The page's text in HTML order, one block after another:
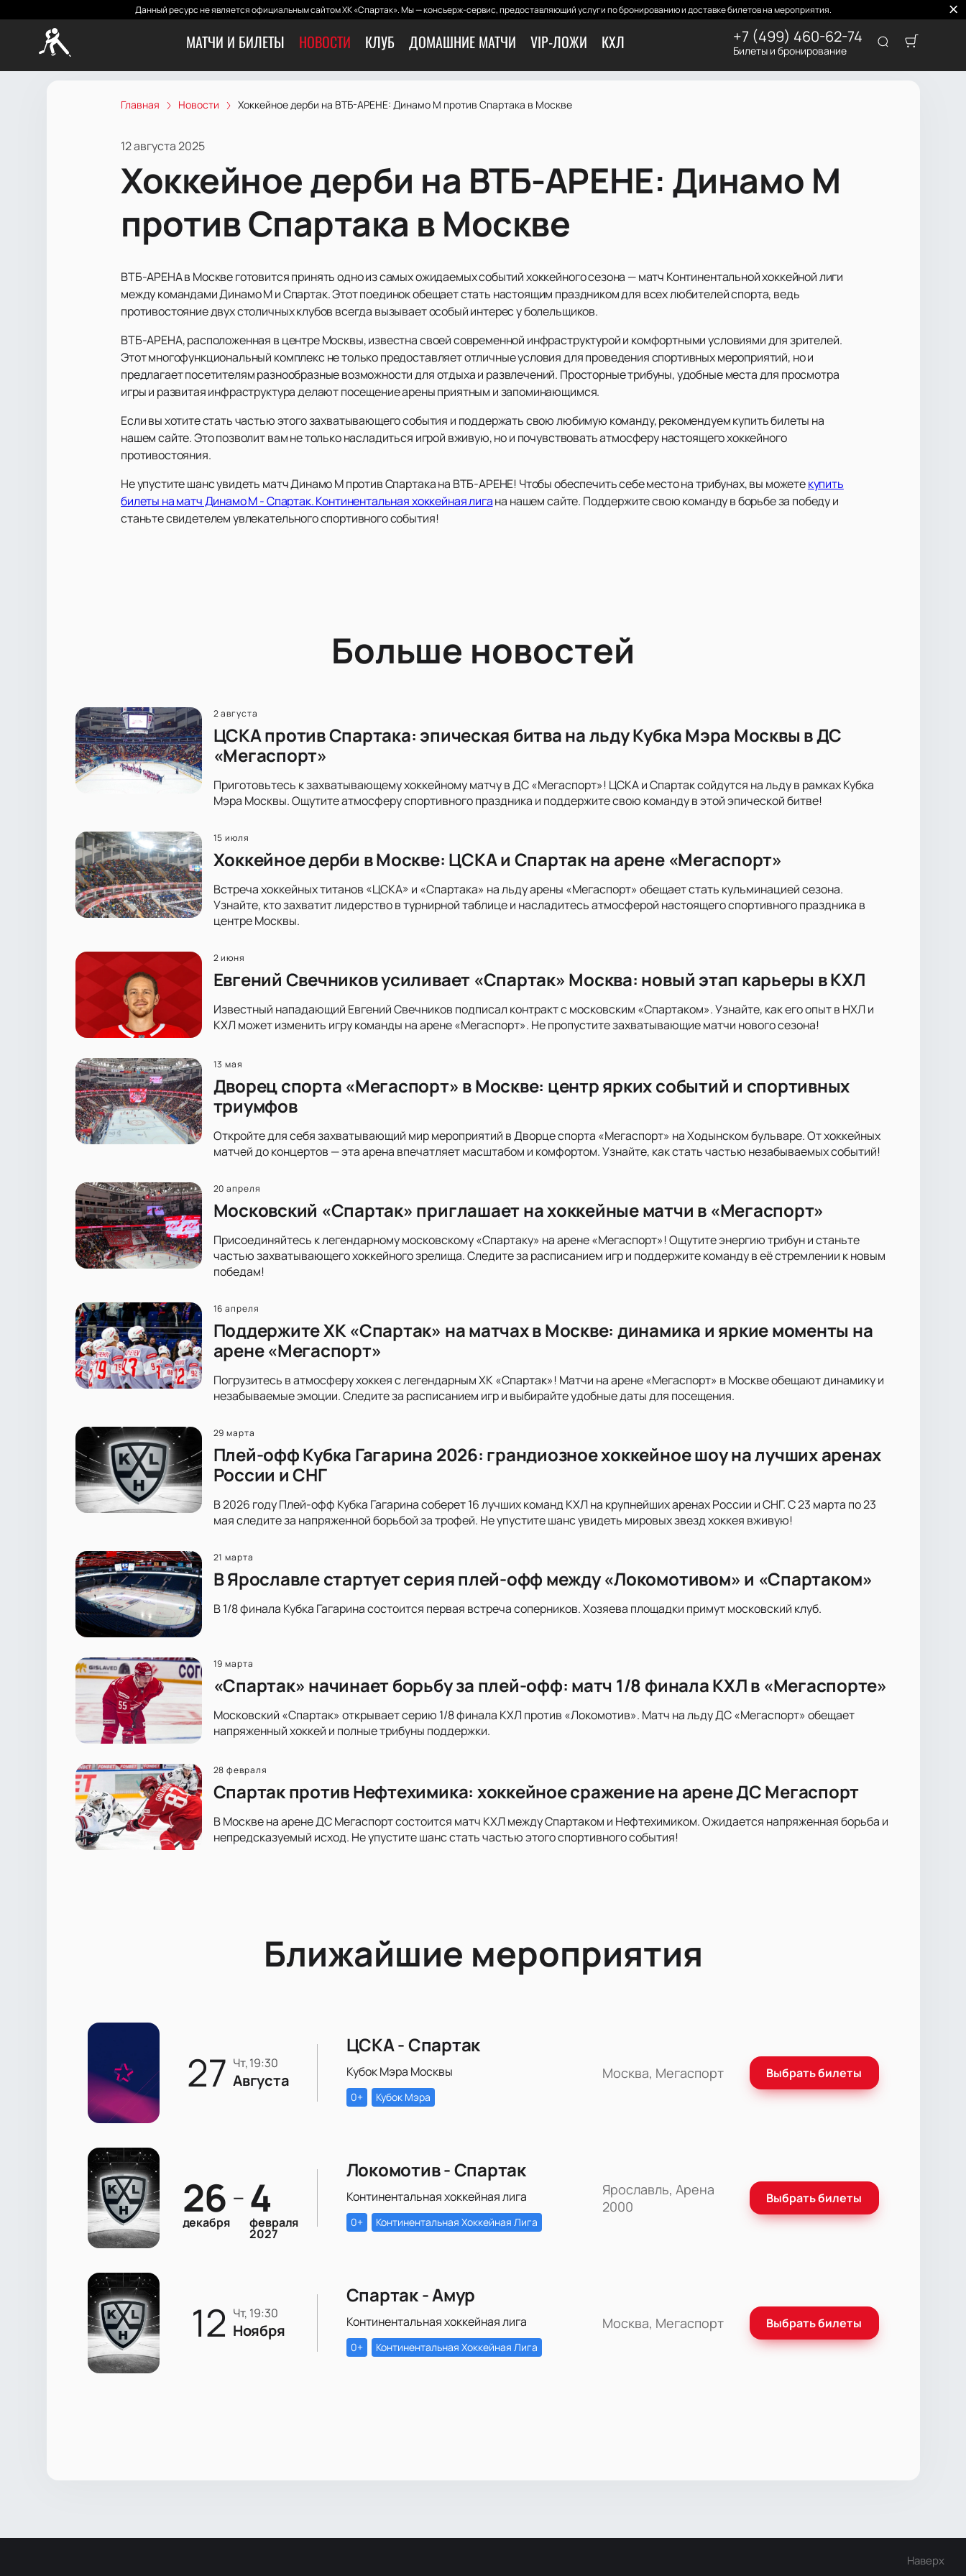
Данный ресурс не является официальным сайтом ХК «Спартак». Мы — консьерж-сервис, предоставляющий услуги по бронированию и доставке билетов на мероприятия.
МАТЧИ И БИЛЕТЫ НОВОСТИ КЛУБ ДОМАШНИЕ МАТЧИ VIP-ЛОЖИ КХЛ +7 (499) 460-62-74
Билеты и бронирование
Главная Новости Хоккейное дерби на ВТБ-АРЕНЕ: Динамо М против Спартака в Москве
12 августа 2025
Хоккейное дерби на ВТБ-АРЕНЕ: Динамо М
против Спартака в Москве
ВТБ-АРЕНА в Москве готовится принять одно из самых ожидаемых событий хоккейного сезона — матч Континентальной хоккейной лиги
между командами Динамо М и Спартак. Этот поединок обещает стать настоящим праздником для всех любителей спорта, ведь
противостояние двух столичных клубов всегда вызывает особый интерес у болельщиков.
ВТБ-АРЕНА, расположенная в центре Москвы, известна своей современной инфраструктурой и комфортными условиями для зрителей.
Этот многофункциональный комплекс не только предоставляет отличные условия для проведения спортивных мероприятий, но и
предлагает посетителям разнообразные возможности для отдыха и развлечений. Просторные трибуны, удобные места для просмотра
игры и развитая инфраструктура делают посещение арены приятным и запоминающимся.
Если вы хотите стать частью этого захватывающего события и поддержать свою любимую команду, рекомендуем купить билеты на
нашем сайте. Это позволит вам не только насладиться игрой вживую, но и почувствовать атмосферу настоящего хоккейного
противостояния.
Не упустите шанс увидеть матч Динамо М против Спартака на ВТБ-АРЕНЕ! Чтобы обеспечить себе место на трибунах, вы можетекупить
билеты на матч Динамо М - Спартак. Континентальная хоккейная лигана нашем сайте. Поддержите свою команду в борьбе за победу и
станьте свидетелем увлекательного спортивного события!
Больше новостей
2 августа
ЦСКА против Спартака: эпическая битва на льду Кубка Мэра Москвы в ДС
«Мегаспорт»
Приготовьтесь к захватывающему хоккейному матчу в ДС «Мегаспорт»! ЦСКА и Спартак сойдутся на льду в рамках Кубка
Мэра Москвы. Ощутите атмосферу спортивного праздника и поддержите свою команду в этой эпической битве!
15 июля
Хоккейное дерби в Москве: ЦСКА и Спартак на арене «Мегаспорт»
Встреча хоккейных титанов «ЦСКА» и «Спартака» на льду арены «Мегаспорт» обещает стать кульминацией сезона.
Узнайте, кто захватит лидерство в турнирной таблице и насладитесь атмосферой настоящего спортивного праздника в
центре Москвы.
2 июня
Евгений Свечников усиливает «Спартак» Москва: новый этап карьеры в КХЛ
Известный нападающий Евгений Свечников подписал контракт с московским «Спартаком». Узнайте, как его опыт в НХЛ и
КХЛ может изменить игру команды на арене «Мегаспорт». Не пропустите захватывающие матчи нового сезона!
13 мая
Дворец спорта «Мегаспорт» в Москве: центр ярких событий и спортивных
триумфов
Откройте для себя захватывающий мир мероприятий в Дворце спорта «Мегаспорт» на Ходынском бульваре. От хоккейных
матчей до концертов — эта арена впечатляет масштабом и комфортом. Узнайте, как стать частью незабываемых событий!
20 апреля
Московский «Спартак» приглашает на хоккейные матчи в «Мегаспорт»
Присоединяйтесь к легендарному московскому «Спартаку» на арене «Мегаспорт»! Ощутите энергию трибун и станьте
частью захватывающего хоккейного зрелища. Следите за расписанием игр и поддержите команду в её стремлении к новым
победам!
16 апреля
Поддержите ХК «Спартак» на матчах в Москве: динамика и яркие моменты на
арене «Мегаспорт»
Погрузитесь в атмосферу хоккея с легендарным ХК «Спартак»! Матчи на арене «Мегаспорт» в Москве обещают динамику и
незабываемые эмоции. Следите за расписанием игр и выбирайте удобные даты для посещения.
29 марта
Плей-офф Кубка Гагарина 2026: грандиозное хоккейное шоу на лучших аренах
России и СНГ
В 2026 году Плей-офф Кубка Гагарина соберет 16 лучших команд КХЛ на крупнейших аренах России и СНГ. С 23 марта по 23
мая следите за напряженной борьбой за трофей. Не упустите шанс увидеть мировых звезд хоккея вживую!
21 марта
В Ярославле стартует серия плей-офф между «Локомотивом» и «Спартаком»
В 1/8 финала Кубка Гагарина состоится первая встреча соперников. Хозяева площадки примут московский клуб.
19 марта
«Спартак» начинает борьбу за плей-офф: матч 1/8 финала КХЛ в «Мегаспорте»
Московский «Спартак» открывает серию 1/8 финала КХЛ против «Локомотив». Матч на льду ДС «Мегаспорт» обещает
напряженный хоккей и полные трибуны поддержки.
28 февраля
Спартак против Нефтехимика: хоккейное сражение на арене ДС Мегаспорт
В Москве на арене ДС Мегаспорт состоится матч КХЛ между Спартаком и Нефтехимиком. Ожидается напряженная борьба и
непредсказуемый исход. Не упустите шанс стать частью этого спортивного события!
Ближайшие мероприятия
27 чт, 19:30
Августа
ЦСКА - Спартак
Кубок Мэра Москвы
0+ Кубок Мэра
Москва, Мегаспорт Выбрать билеты
26
декабря
— 4
февраля
2027
Локомотив - Спартак
Континентальная хоккейная лига
0+ Континентальная Хоккейная Лига
Ярославль, Арена
2000
Выбрать билеты
12 чт, 19:30
Ноября
Спартак - Амур
Континентальная хоккейная лига
0+ Континентальная Хоккейная Лига
Москва, Мегаспорт Выбрать билеты
Наверх